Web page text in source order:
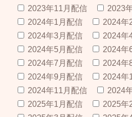
2023年11月配信
2023
2024年1月配信
2024年
2024年3月配信
2024年
2024年5月配信
2024年
2024年7月配信
2024年
2024年9月配信
2024年
2024年11月配信
2024
2025年1月配信
2025年